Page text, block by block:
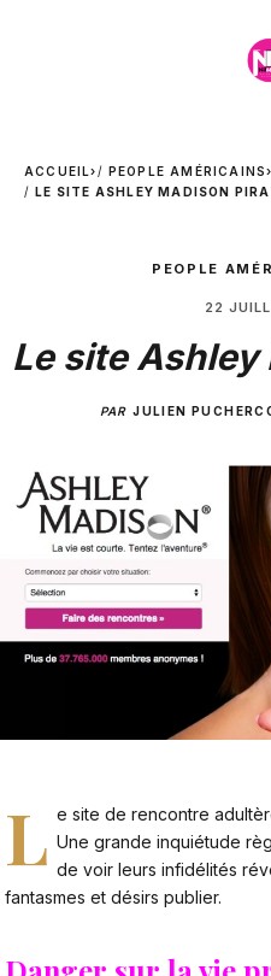
ACCUEIL› PEOPLE AMÉRICAINS›
LE SITE ASHLEY MADISON
PEOPLE
22
Le site
PARJULIEN
L e site de rencontre
Une grande inquiétude
de voir leurs infidélités
fantasmes et désirs publier.